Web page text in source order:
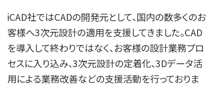
iCAD社ではCADの開発元として、国内の数多くのお
客様へ3次元設計の適用を支援してきました。CAD
を導入して終わりではなく、お客様の設計業務プロ
セスに入り込み、3次元設計の定着化、3Dデータ活
用による業務改善などの支援活動を行っておりま